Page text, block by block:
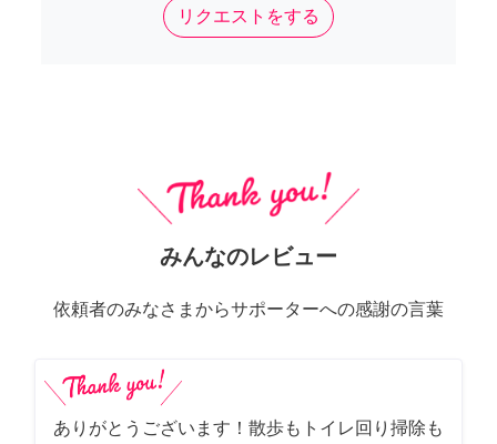
リクエストをする
みんなのレビュー
依頼者のみなさまからサポーターへの感謝の言葉
ありがとうございます！散歩もトイレ回り掃除も